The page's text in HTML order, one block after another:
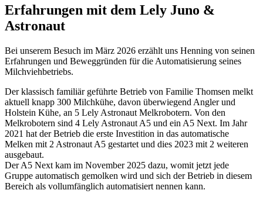
Erfahrungen mit dem Lely Juno &
Astronaut
Bei unserem Besuch im März 2026 erzählt uns Henning von seinen
Erfahrungen und Beweggründen für die Automatisierung seines
Milchviehbetriebs.
Der klassisch familiär geführte Betrieb von Familie Thomsen melkt
aktuell knapp 300 Milchkühe, davon überwiegend Angler und
Holstein Kühe, an 5 Lely Astronaut Melkrobotern. Von den
Melkrobotern sind 4 Lely Astronaut A5 und ein A5 Next. Im Jahr
2021 hat der Betrieb die erste Investition in das automatische
Melken mit 2 Astronaut A5 gestartet und dies 2023 mit 2 weiteren
ausgebaut.
Der A5 Next kam im November 2025 dazu, womit jetzt jede
Gruppe automatisch gemolken wird und sich der Betrieb in diesem
Bereich als vollumfänglich automatisiert nennen kann.